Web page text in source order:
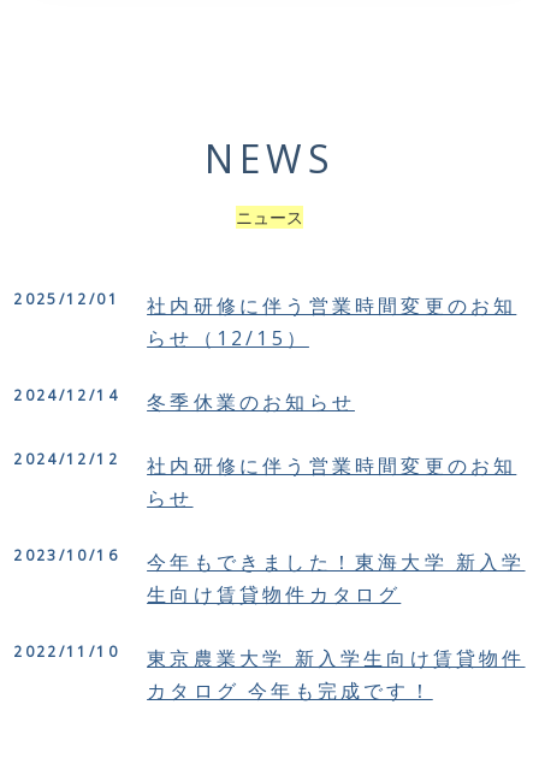
NEWS
ニュース
2025/12/01
社内研修に伴う営業時間変更のお知
らせ（12/15）
2024/12/14 冬季休業のお知らせ
2024/12/12
社内研修に伴う営業時間変更のお知
らせ
2023/10/16
今年もできました！東海大学 新入学
生向け賃貸物件カタログ
2022/11/10
東京農業大学 新入学生向け賃貸物件
カタログ 今年も完成です！